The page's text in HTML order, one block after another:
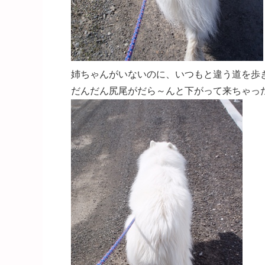
姉ちゃんがいないのに、いつもと違う道を歩
だんだん尻尾がだら～んと下がって来ちゃっ